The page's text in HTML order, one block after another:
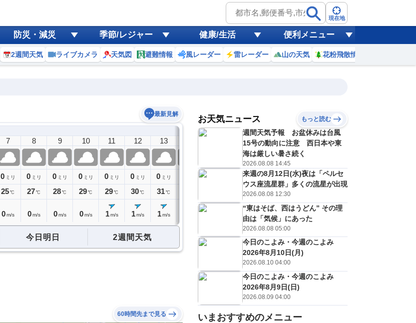
現在地
防災・減災 季節/レジャー 健康/生活 便利メニュー
2週間天気 ライブカメラ 天気図 避難情報 風レーダー 雷レーダー 山の天気 花粉飛散情報
最新見解
7
0 ミリ
25℃
0 m/s
8
0 ミリ
27℃
0 m/s
9
0 ミリ
28℃
0 m/s
10
0 ミリ
29℃
0 m/s
11
0 ミリ
29℃
1 m/s
12
0 ミリ
30℃
1 m/s
13
0 ミリ
31℃
1 m/s
16
ミリ
℃
m/s
17
0ミリ
30 ℃
0m/s
18
0ミリ
29
0 m/s
19
0
0
20
0ミリ
0
今日明日 2週間天気
60時間先まで見る
お天気ニュース もっと読む
週間天気予報 お盆休みは台風
15号の動向に注意 西日本や東
海は厳しい暑さ続く
2026.08.08 14:45
来週の8月12日(水)夜は「ペルセ
ウス座流星群」多くの流星が出現
2026.08.08 12:30
“東はそば、西はうどん” その理
由は「気候」にあった
2026.08.08 05:00
今日のこよみ・今週のこよみ
2026年8月10日(月)
2026.08.10 04:00
今日のこよみ・今週のこよみ
2026年8月9日(日)
2026.08.09 04:00
いまおすすめのメニュー